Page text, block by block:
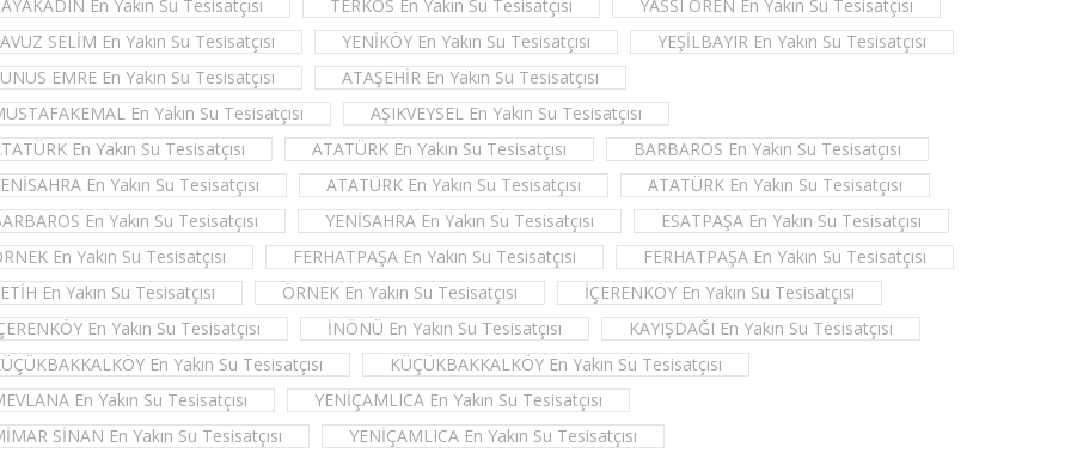
En Yakın Su Tesisatçısı
TERKOS En Yakın Su Tesisatçısı
YASSI ÖREN En Yakın Su Tesisatçısı
SELİM En Yakın Su Tesisatçısı
YENİKÖY En Yakın Su Tesisatçısı
YEŞİLBAYIR En Yakın Su Tesisatçısı
EMRE En Yakın Su Tesisatçısı
ATAŞEHİR En Yakın Su Tesisatçısı
En Yakın Su Tesisatçısı
AŞIKVEYSEL En Yakın Su Tesisatçısı
En Yakın Su Tesisatçısı
ATATÜRK En Yakın Su Tesisatçısı
BARBAROS En Yakın Su Tesisatçısı
En Yakın Su Tesisatçısı
ATATÜRK En Yakın Su Tesisatçısı
ATATÜRK En Yakın Su Tesisatçısı
En Yakın Su Tesisatçısı
YENİSAHRA En Yakın Su Tesisatçısı
ESATPAŞA En Yakın Su Tesisatçısı
En Yakın Su Tesisatçısı
FERHATPAŞA En Yakın Su Tesisatçısı
FERHATPAŞA En Yakın Su Tesisatçısı
En Yakın Su Tesisatçısı
ÖRNEK En Yakın Su Tesisatçısı
İÇERENKÖY En Yakın Su Tesisatçısı
En Yakın Su Tesisatçısı
İNÖNÜ En Yakın Su Tesisatçısı
KAYIŞDAĞI En Yakın Su Tesisatçısı
En Yakın Su Tesisatçısı
KÜÇÜKBAKKALKÖY En Yakın Su Tesisatçısı
En Yakın Su Tesisatçısı
YENİÇAMLICA En Yakın Su Tesisatçısı
SİNAN En Yakın Su Tesisatçısı
YENİÇAMLICA En Yakın Su Tesisatçısı